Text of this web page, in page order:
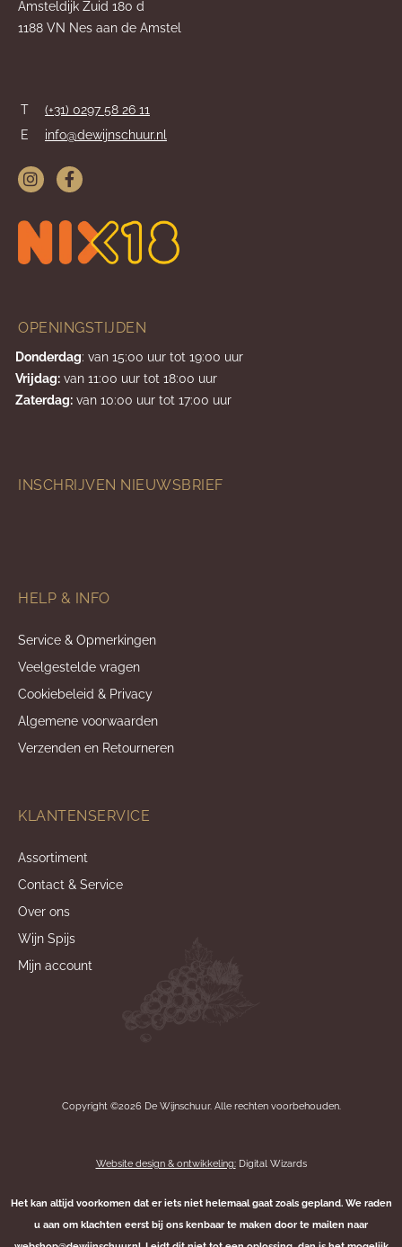
Amsteldijk Zuid 180 d
1188 VN Nes aan de Amstel
T
(+31) 0297 58 26 11
E
info@dewijnschuur.nl
OPENINGSTIJDEN
Donderdag: van 15:00 uur tot 19:00 uur
Vrijdag: van 11:00 uur tot 18:00 uur
Zaterdag: van 10:00 uur tot 17:00 uur
INSCHRIJVEN NIEUWSBRIEF
HELP & INFO
Service & Opmerkingen
Veelgestelde vragen
Cookiebeleid & Privacy
Algemene voorwaarden
Verzenden en Retourneren
KLANTENSERVICE
Assortiment
Contact & Service
Over ons
Wijn Spijs
Mijn account
Copyright ©2026 De Wijnschuur. Alle rechten voorbehouden.
Website design & ontwikkeling:Digital Wizards
Het kan altijd voorkomen dat er iets niet helemaal gaat zoals gepland. We raden
u aan om klachten eerst bij ons kenbaar te maken door te mailen naar